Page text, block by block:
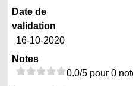
Date de
validation
16-10-2020
Notes
0.0/5 pour 0